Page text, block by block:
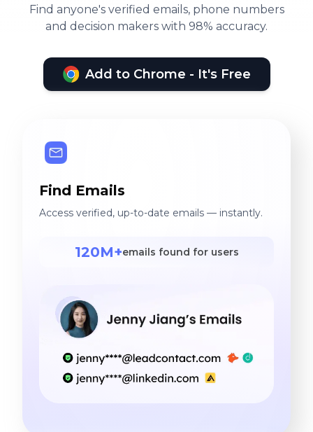
Find anyone's verified emails, phone numbers
and decision makers with 98% accuracy.
Add to Chrome - It's Free
Find Emails
Access verified, up-to-date emails — instantly.
120M+emails found for users